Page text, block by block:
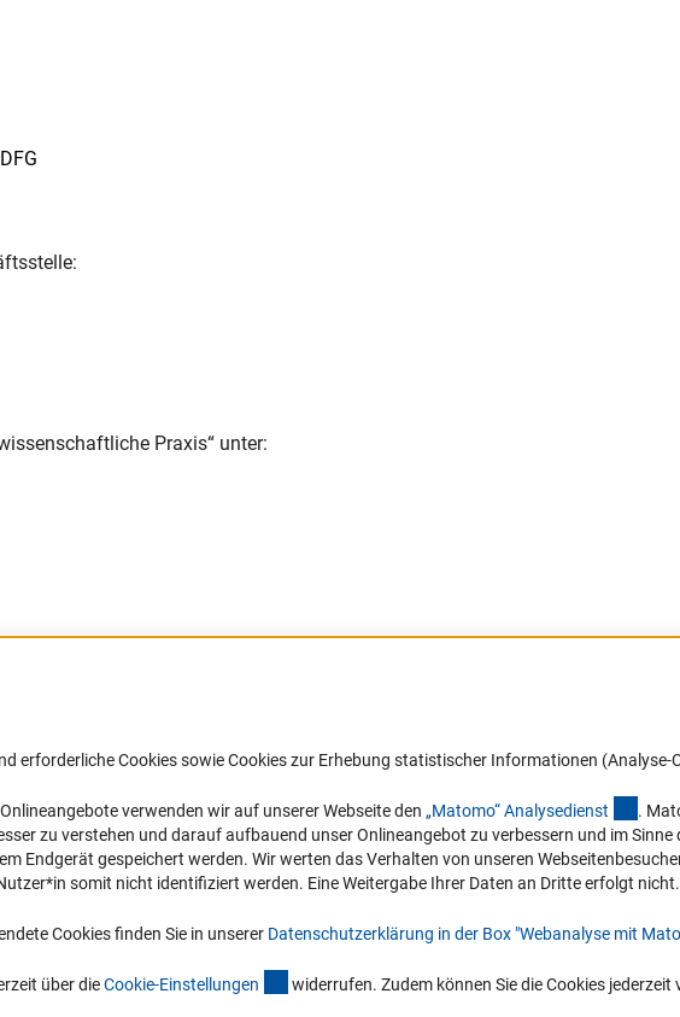
Praxis“ unter:
Design
mit Behinderungen
Erklärung zur Barrierefreiheit
Barriere melden
in Ihr Mailpostfach oder schauen
die Ausgaben online an.
Zum Newsletter
erforderliche Cookies sowie Cookies zur Erhebung statistischer Informationen (Analyse-
verwenden wir auf unserer Webseite den „Matomo“ Analysedienst
.
zu verstehen und darauf aufbauend unser Onlineangebot zu verbessern und im
Endgerät gespeichert werden. Wir werten das Verhalten von unseren
somit nicht identifiziert werden. Eine Weitergabe Ihrer Daten an Dritte erfolgt nicht.
Cookies finden Sie in unserer Datenschutzerklärung in der Box "Webanalyse mit
über dieCookie-Einstellungen (interner Link)
widerrufen. Zudem können Sie die Cookies